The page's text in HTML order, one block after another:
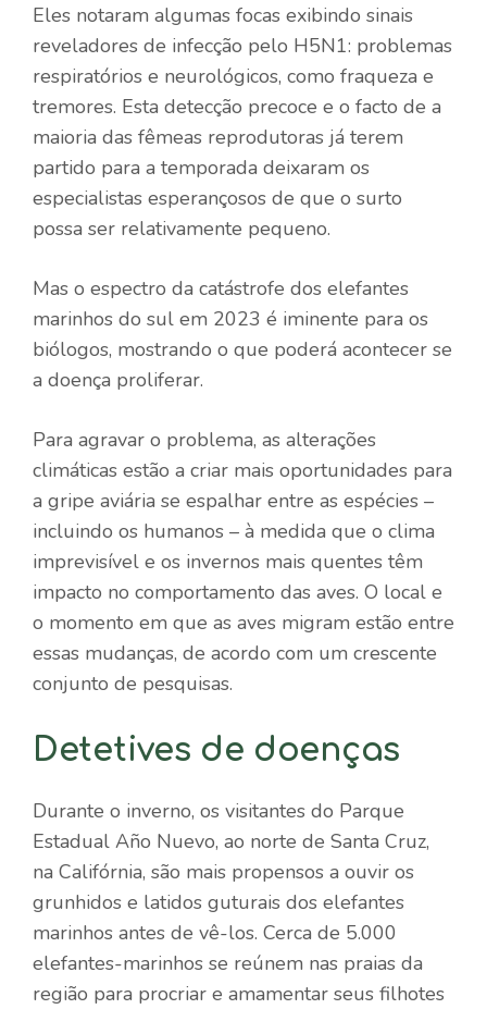
Eles notaram algumas focas exibindo sinais
reveladores de infecção pelo H5N1: problemas
respiratórios e neurológicos, como fraqueza e
tremores. Esta detecção precoce e o facto de a
maioria das fêmeas reprodutoras já terem
partido para a temporada deixaram os
especialistas esperançosos de que o surto
possa ser relativamente pequeno.
Mas o espectro da catástrofe dos elefantes
marinhos do sul em 2023 é iminente para os
biólogos, mostrando o que poderá acontecer se
a doença proliferar.
Para agravar o problema, as alterações
climáticas estão a criar mais oportunidades para
a gripe aviária se espalhar entre as espécies –
incluindo os humanos – à medida que o clima
imprevisível e os invernos mais quentes têm
impacto no comportamento das aves. O local e
o momento em que as aves migram estão entre
essas mudanças, de acordo com um crescente
conjunto de pesquisas.
Detetives de doenças
Durante o inverno, os visitantes do Parque
Estadual Año Nuevo, ao norte de Santa Cruz,
na Califórnia, são mais propensos a ouvir os
grunhidos e latidos guturais dos elefantes
marinhos antes de vê-los. Cerca de 5.000
elefantes-marinhos se reúnem nas praias da
região para procriar e amamentar seus filhotes